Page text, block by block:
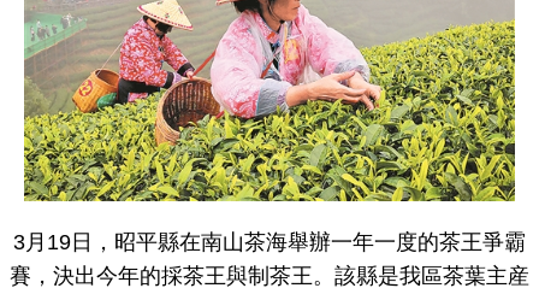
3月19日，昭平縣在南山茶海舉辦一年一度的茶王爭霸
賽，決出今年的採茶王與制茶王。該縣是我區茶葉主産